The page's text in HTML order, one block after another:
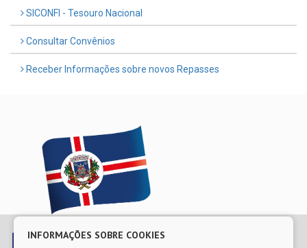
SICONFI - Tesouro Nacional
Consultar Convênios
Receber Informações sobre novos Repasses
© Copyright 2026 Prefeitura Municipal de Escada | Todos os
INFORMAÇÕES SOBRE COOKIES